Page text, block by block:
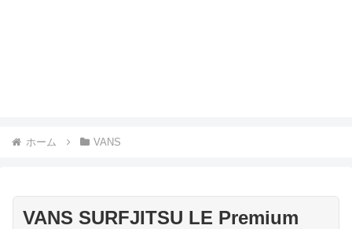
ホーム VANS
VANS SURFJITSU LE Premium